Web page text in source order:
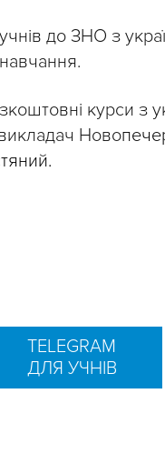
до ЗНО з
курси з
викладач Ново
TELEGRAM
ДЛЯ УЧНІВ